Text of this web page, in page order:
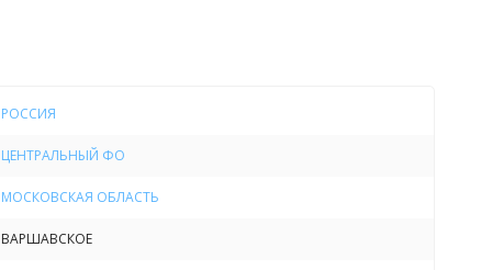
РОССИЯ
ЦЕНТРАЛЬНЫЙ ФО
МОСКОВСКАЯ ОБЛАСТЬ
ВАРШАВСКОЕ